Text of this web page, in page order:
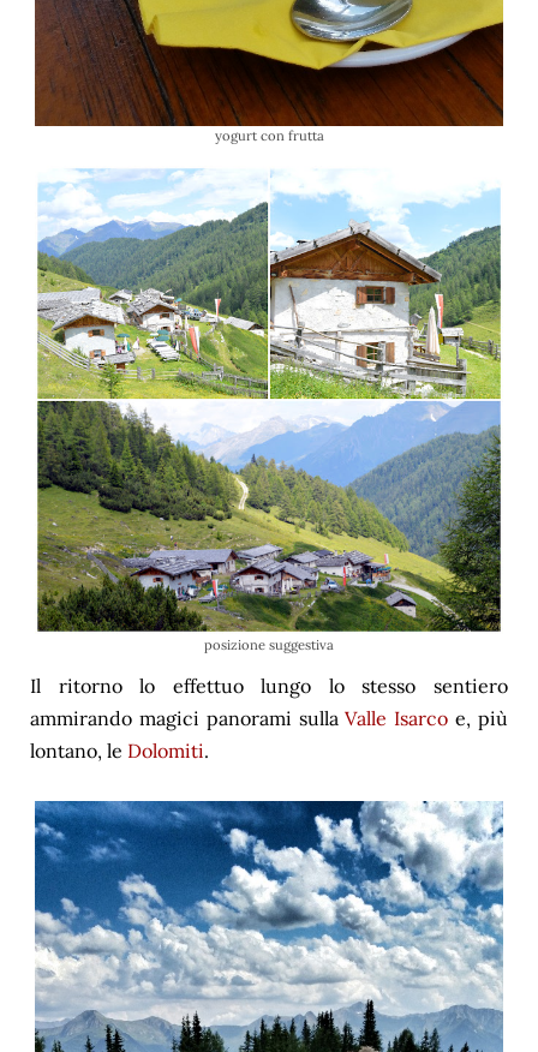
yogurt con frutta
posizione suggestiva
Il ritorno lo effettuo lungo lo stesso sentiero
ammirando magici panorami sullaValle Isarco e, più
lontano, le Dolomiti.